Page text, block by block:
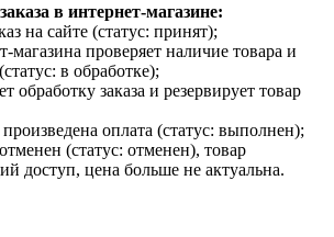
в интернет-магазине:
на сайте (статус: принят);
магазина проверяет наличие товара и
в обработке);
обработку заказа и резервирует товар
оплата (статус: выполнен);
(статус: отменен), товар
доступ, цена больше не актуальна.